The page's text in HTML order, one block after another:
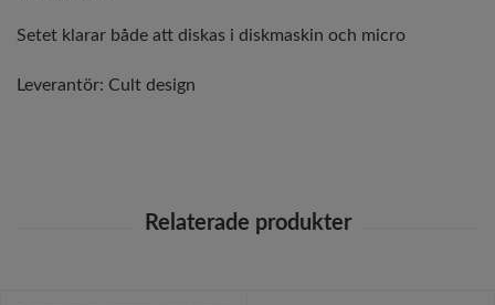
Setet klarar både att diskas i diskmaskin och micro
Leverantör: Cult design